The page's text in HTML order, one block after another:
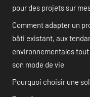
pour des projets sur
Comment adapter un
bâti existant, aux
environnementales
son mode de vie
Pourquoi choisir une